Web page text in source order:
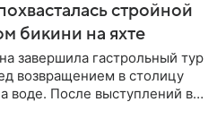
стройной
бикини на яхте
завершила гастрольный тур
возвращением в столицу
воде. После выступлений в